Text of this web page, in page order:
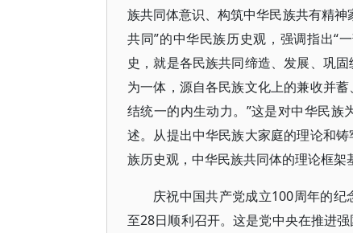
族共同体意识、构筑中华民族共有精
共同”的中华民族历史观，强调指出“
史，就是各民族共同缔造、发展、巩
为一体，源自各民族文化上的兼收并
结统一的内生动力。”这是对中华民
述。从提出中华民族大家庭的理论和
族历史观，中华民族共同体的理论框架
庆祝中国共产党成立100周年的
至28日顺利召开。这是党中央在推进